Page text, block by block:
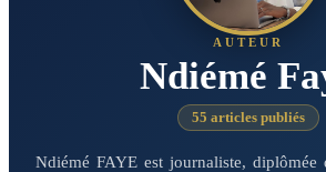
AUTEUR
Ndiémé
55 articles publiés
Ndiémé FAYE est journaliste, diplômée